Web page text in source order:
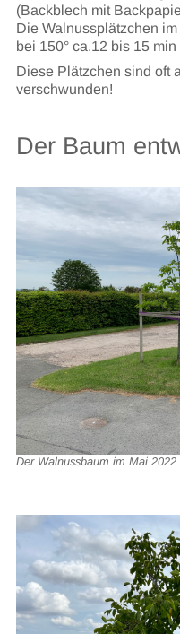
(Backblech mit
Die Walnussplätzchen
bei 150° ca.12 bis 15
Diese Plätzchen sind oft
verschwunden!
Der Baum
Der Walnussbaum im Mai 2022